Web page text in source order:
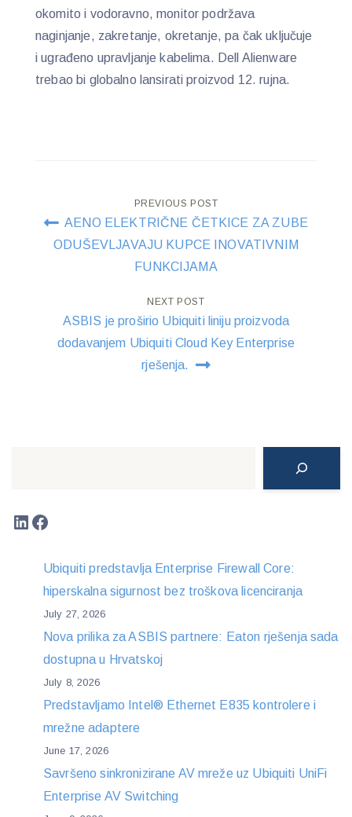
okomito i vodoravno, monitor podržava
naginjanje, zakretanje, okretanje, pa čak uključuje
i ugrađeno upravljanje kabelima. Dell Alienware
trebao bi globalno lansirati proizvod 12. rujna.
Post
navigation
PREVIOUS POST
AENO ELEKTRIČNE ČETKICE ZA ZUBE
ODUŠEVLJAVAJU KUPCE INOVATIVNIM
FUNKCIJAMA
NEXT POST
ASBIS je proširio Ubiquiti liniju proizvoda
dodavanjem Ubiquiti Cloud Key Enterprise
rješenja.
LinkedIn
Facebook
Ubiquiti predstavlja Enterprise Firewall Core:
hiperskalna sigurnost bez troškova licenciranja
July 27, 2026
Nova prilika za ASBIS partnere: Eaton rješenja sada
dostupna u Hrvatskoj
July 8, 2026
Predstavljamo Intel® Ethernet E835 kontrolere i
mrežne adaptere
June 17, 2026
Savršeno sinkronizirane AV mreže uz Ubiquiti UniFi
Enterprise AV Switching